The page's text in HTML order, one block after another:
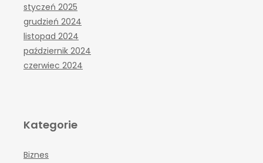
styczeń 2025
grudzień 2024
listopad 2024
październik 2024
czerwiec 2024
Kategorie
Biznes